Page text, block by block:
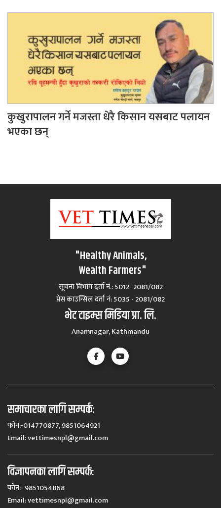
कुखुरापालन गर्ने मजस्ता धेरै किसान यसबाट पलायन
भएका छन्
"Healthy Animals,
Wealth Farmers"
सूचना विभाग दर्ता नं.: 5012- 2081/082
प्रेस काउन्सिल दर्ता नं‍: 5035 - 2081/082
भेट टाइम्स मिडिया प्रा. लि.
Anamnagar, Kathmandu
समाचारका लागि सम्पर्कः
फोन:-014770877, 9851064921
Email:vettimesnpl@gmail.com
विज्ञापनका लागि सम्पर्कः
फोन:- 9851054868
Email:vettimesnpl@gmail.com